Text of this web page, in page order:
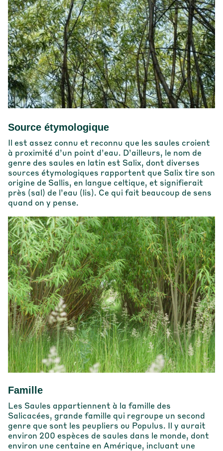
Source étymologique
Il est assez connu et reconnu que les saules croient
à proximité d’un point d’eau. D’ailleurs, le nom de
genre des saules en latin est Salix, dont diverses
sources étymologiques rapportent que Salix tire son
origine de Sallis, en langue celtique, et signifierait
près (sal) de l’eau (lis). Ce qui fait beaucoup de sens
quand on y pense.
Famille
Les Saules appartiennent à la famille des
Salicacées, grande famille qui regroupe un second
genre que sont les peupliers ou Populus. Il y aurait
environ 200 espèces de saules dans le monde, dont
environ une centaine en Amérique, incluant une